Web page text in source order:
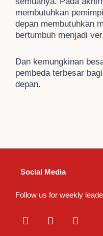
membutuhkan
depan membutuhkan
bertumbuh menjadi
Dan kemungkinan
pembeda terbesar
depan.
Social Media
Follow us for weekly
L
i
I
n
T
i